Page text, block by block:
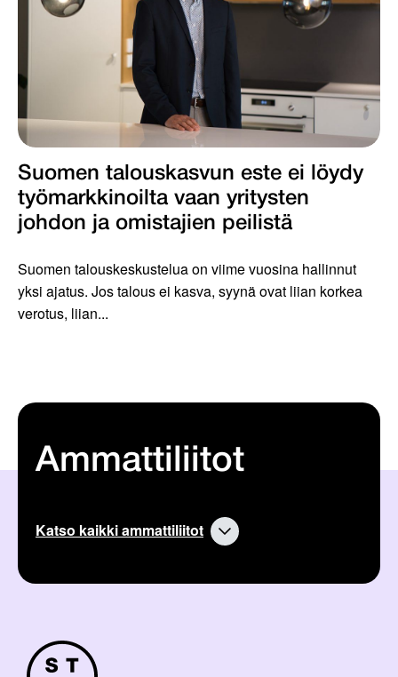
Suomen talouskasvun este ei löydy
työmarkkinoilta vaan yritysten
johdon ja omistajien peilistä
Suomen talouskeskustelua on viime vuosina hallinnut
yksi ajatus. Jos talous ei kasva, syynä ovat liian korkea
verotus, liian...
Ammattiliitot
Katso kaikki ammattiliitot